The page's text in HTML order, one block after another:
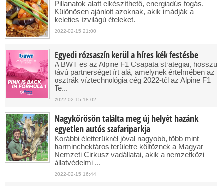
Pillanatok alatt elkészíthető, energiadús fogás.
Különösen ajánlott azoknak, akik imádják a
keleties ízvilágú ételeket.
2022-02-15 21:00
Egyedi rózsaszín kerül a híres kék festésbe
A BWT és az Alpine F1 Csapata stratégiai, hosszú
távú partnerséget írt alá, amelynek értelmében az
osztrák víztechnológia cég 2022-től az Alpine F1
Te...
2022-02-15 18:02
Nagykőrösön találta meg új helyét hazánk
egyetlen autós szafariparkja
Korábbi életterüknél jóval nagyobb, több mint
harminchektáros területre költöznek a Magyar
Nemzeti Cirkusz vadállatai, akik a nemzetközi
állatvédelmi ...
2022-02-15 16:44